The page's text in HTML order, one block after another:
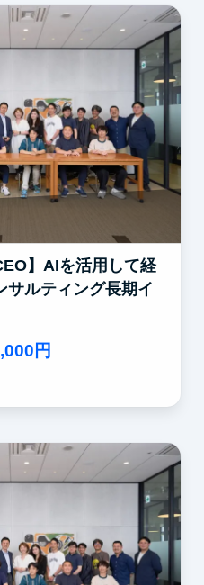
】AIを活用して経
サルティング長期イ
円